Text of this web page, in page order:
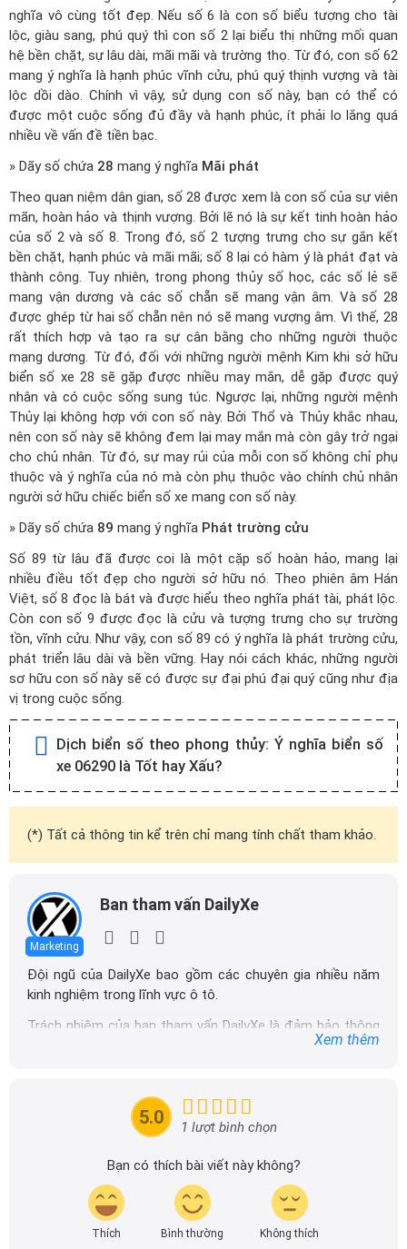
nghĩa vô cùng tốt đẹp. Nếu số 6 là con số biểu tượng cho tài
lộc, giàu sang, phú quý thì con số 2 lại biểu thị những mối quan
hệ bền chặt, sự lâu dài, mãi mãi và trường thọ. Từ đó, con số 62
mang ý nghĩa là hạnh phúc vĩnh cửu, phú quý thịnh vượng và tài
lộc dồi dào. Chính vì vậy, sử dụng con số này, bạn có thể có
được một cuộc sống đủ đầy và hạnh phúc, ít phải lo lắng quá
nhiều về vấn đề tiền bạc.
» Dãy số chứa 28 mang ý nghĩa Mãi phát
Theo quan niệm dân gian, số 28 được xem là con số của sự viên
mãn, hoàn hảo và thịnh vượng. Bởi lẽ nó là sự kết tinh hoàn hảo
của số 2 và số 8. Trong đó, số 2 tượng trưng cho sự gắn kết
bền chặt, hạnh phúc và mãi mãi; số 8 lại có hàm ý là phát đạt và
thành công. Tuy nhiên, trong phong thủy số học, các số lẻ sẽ
mang vận dương và các số chẵn sẽ mang vận âm. Và số 28
được ghép từ hai số chẵn nên nó sẽ mang vượng âm. Vì thế, 28
rất thích hợp và tạo ra sự cân bằng cho những người thuộc
mạng dương. Từ đó, đối với những người mệnh Kim khi sở hữu
biển số xe 28 sẽ gặp được nhiều may mắn, dễ gặp được quý
nhân và có cuộc sống sung túc. Ngược lại, những người mệnh
Thủy lại không hợp với con số này. Bởi Thổ và Thủy khắc nhau,
nên con số này sẽ không đem lại may mắn mà còn gây trở ngại
cho chủ nhân. Từ đó, sự may rủi của mỗi con số không chỉ phụ
thuộc và ý nghĩa của nó mà còn phụ thuộc vào chính chủ nhân
người sở hữu chiếc biển số xe mang con số này.
» Dãy số chứa 89 mang ý nghĩa Phát trường cửu
Số 89 từ lâu đã được coi là một cặp số hoàn hảo, mang lại
nhiều điều tốt đẹp cho người sở hữu nó. Theo phiên âm Hán
Việt, số 8 đọc là bát và được hiểu theo nghĩa phát tài, phát lộc.
Còn con số 9 được đọc là cửu và tượng trưng cho sự trường
tồn, vĩnh cửu. Như vậy, con số 89 có ý nghĩa là phát trường cửu,
phát triển lâu dài và bền vững. Hay nói cách khác, những người
sơ hữu con số này sẽ có được sự đại phú đại quý cũng như địa
vị trong cuộc sống.
Dịch biển số theo phong thủy: Ý nghĩa biển số
xe 06290 là Tốt hay Xấu?
(*) Tất cả thông tin kể trên chỉ mang tính chất tham khảo.
Marketing
Ban tham vấn DailyXe
Đội ngũ của DailyXe bao gồm các chuyên gia nhiều năm
kinh nghiệm trong lĩnh vực ô tô.
Trách nhiệm của ban tham vấn DailyXe là đảm bảo thông
tin chính xác được đăng tải trên dailyxe.com.vn, thường
tin nhanh chóng và dễ dàng hơn.
Xem thêm
5.0 1 lượt bình chọn
Bạn có thích bài viết này không?
Thích Bình thường Không thích